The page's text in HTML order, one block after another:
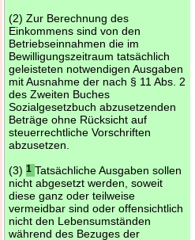
(2) Zur Berechnung des
Einkommens sind von den
Betriebseinnahmen die im
Bewilligungszeitraum tatsächlich
geleisteten notwendigen Ausgaben
mit Ausnahme der nach § 11 Abs. 2
des Zweiten Buches
Sozialgesetzbuch abzusetzenden
Beträge ohne Rücksicht auf
steuerrechtliche Vorschriften
abzusetzen.
(3) 1 Tatsächliche Ausgaben sollen
nicht abgesetzt werden, soweit
diese ganz oder teilweise
vermeidbar sind oder offensichtlich
nicht den Lebensumständen
während des Bezuges der